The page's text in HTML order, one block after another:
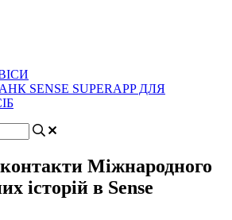
SENSE SUPERAPP ДЛЯ
Міжнародного
історій в Sense